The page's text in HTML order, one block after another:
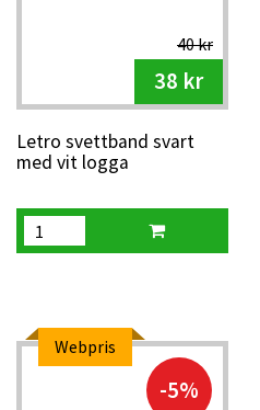
40 kr
38 kr
Letro svettband svart
med vit logga
Webpris
-5%